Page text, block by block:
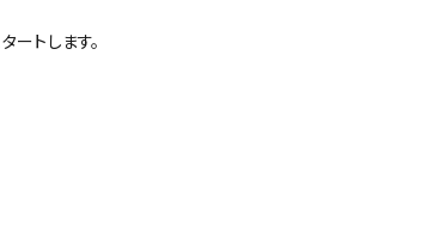
トします。